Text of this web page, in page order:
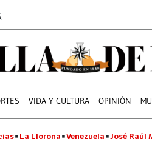
VIDA Y CULTURA OPINIÓN
La Llorona Venezuela José Raúl